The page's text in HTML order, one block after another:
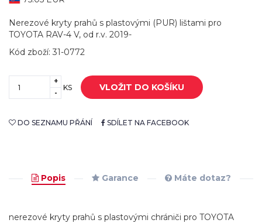
Nerezové kryty prahů s plastovými (PUR) lištami pro
TOYOTA RAV-4 V, od r.v. 2019-
Kód zboží: 31-0772
+
-
KS VLOŽIT DO KOŠÍKU
DO SEZNAMU PŘÁNÍ SDÍLET NA FACEBOOK
Popis Garance Máte dotaz?
nerezové kryty prahů s plastovými chrániči pro TOYOTA